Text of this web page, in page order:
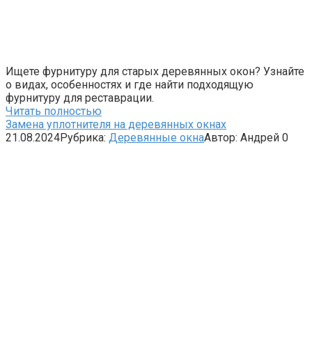
Ищете фурнитуру для старых деревянных окон? Узнайте
о видах, особенностях и где найти подходящую
фурнитуру для реставрации.
Читать полностью
Замена уплотнителя на деревянных окнах
21.08.2024Рубрика: Деревянные окнаАвтор: Андрей 0